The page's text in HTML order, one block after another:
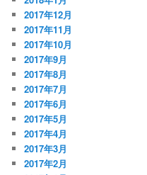
2017年12月
2017年11月
2017年10月
2017年9月
2017年8月
2017年7月
2017年6月
2017年5月
2017年4月
2017年3月
2017年2月